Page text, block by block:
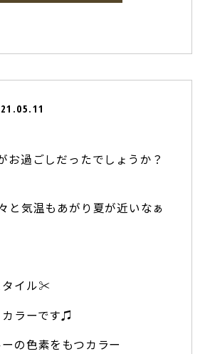
お過ごしだったでしょうか？
と気温もあがり夏が近いなぁ
タイル✂︎
ラーです♫
の色素をもつカラー